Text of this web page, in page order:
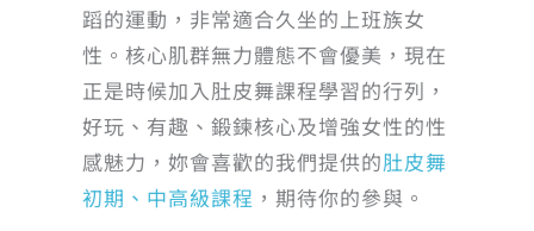
蹈的運動，非常適合久坐的上班族女
性。核心肌群無力體態不會優美，現在
正是時候加入肚皮舞課程學習的行列，
好玩、有趣、鍛鍊核心及增強女性的性
感魅力，妳會喜歡的我們提供的肚皮舞
初期、中高級課程 ，期待你的參與。